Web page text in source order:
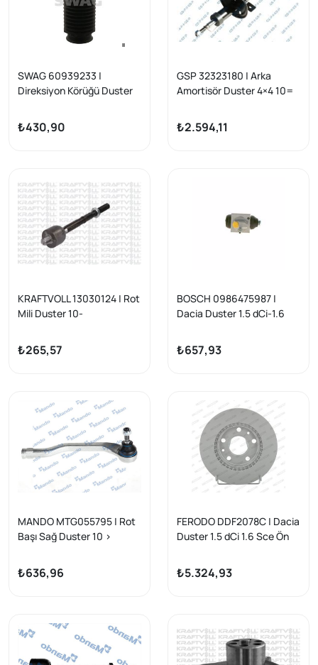
SWAG 60939233 |
Direksiyon Körüğü Duster
₺430,90
GSP 32323180 | Arka
Amortisör Duster 4×4 10=
₺2.594,11
KRAFTVOLL 13030124 | Rot
Mili Duster 10-
₺265,57
BOSCH 0986475987 |
Dacia Duster 1.5 dCi-1.6
19,05mm 10-
₺657,93
MANDO MTG055795 | Rot
Başı Sağ Duster 10 >
₺636,96
FERODO DDF2078C | Dacia
Duster 1.5 dCi 1.6 Sce Ön
Delik Carbon Kaplamalı
Feredo Marka
₺5.324,93